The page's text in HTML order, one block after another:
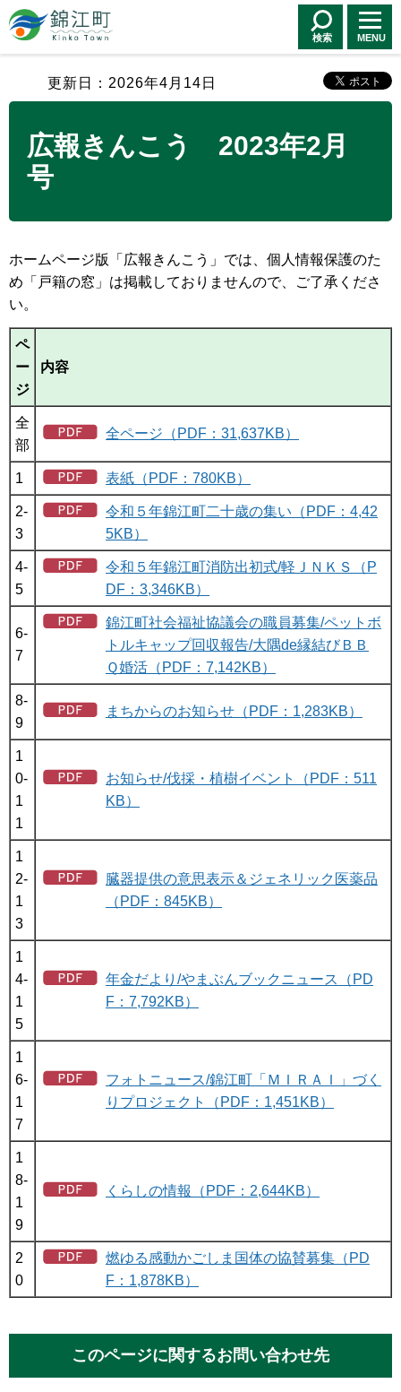
錦江町 Kinko
Town
検索 MENU
更新日：2026年4月14日
広報きんこう 2023年2月
号
ホームページ版「広報きんこう」では、個人情報保護のた
め「戸籍の窓」は掲載しておりませんので、ご了承くださ
い。
ペ
ー
ジ
内容
全
部
全ページ（PDF：31,637KB）
1 表紙（PDF：780KB）
2-
3
令和５年錦江町二十歳の集い（PDF：4,42
5KB）
4-
5
令和５年錦江町消防出初式/軽ＪＮＫＳ（P
DF：3,346KB）
6-
7
錦江町社会福祉協議会の職員募集/ペットボ
トルキャップ回収報告/大隅de縁結びＢＢ
Ｑ婚活（PDF：7,142KB）
8-
9
まちからのお知らせ（PDF：1,283KB）
1
0-
1
1
お知らせ/伐採・植樹イベント（PDF：511
KB）
1
2-
1
3
臓器提供の意思表示＆ジェネリック医薬品
（PDF：845KB）
1
4-
1
5
年金だより/やまぶんブックニュース（PD
F：7,792KB）
1
6-
1
7
フォトニュース/錦江町「ＭＩＲＡＩ」づく
りプロジェクト（PDF：1,451KB）
1
8-
1
9
くらしの情報（PDF：2,644KB）
2
0
燃ゆる感動かごしま国体の協賛募集（PD
F：1,878KB）
このページに関するお問い合わせ先